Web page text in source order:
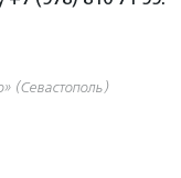
(Севастополь)